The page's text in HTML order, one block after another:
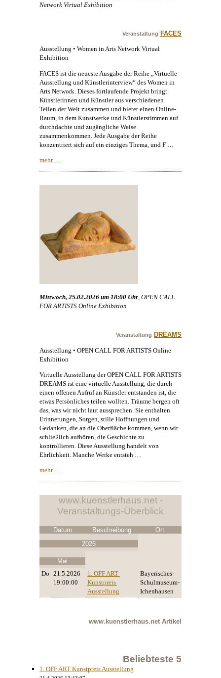
Network Virtual Exhibition
Veranstaltung FACES
Ausstellung • Women in Arts Network Virtual
Exhibition
FACES ist die neueste Ausgabe der Reihe „Virtuelle
Ausstellung und Künstlerinterview“ des Women in
Arts Network. Dieses fortlaufende Projekt bringt
Künstlerinnen und Künstler aus verschiedenen
Teilen der Welt zusammen und bietet einen Online-
Raum, in dem Kunstwerke und Künstlerstimmen auf
durchdachte und zugängliche Weise
zusammenkommen. Jede Ausgabe der Reihe
konzentriert sich auf ein einziges Thema, und F …
mehr …
Mittwoch, 25.02.2026 um 18:00 Uhr, OPEN CALL
FOR ARTISTS Online Exhibition
Veranstaltung DREAMS
Ausstellung • OPEN CALL FOR ARTISTS Online
Exhibition
Virtuelle Ausstellung der OPEN CALL FOR ARTISTS
DREAMS ist eine virtuelle Ausstellung, die durch
einen offenen Aufruf an Künstler entstanden ist, die
etwas Persönliches teilen wollten. Träume bergen oft
das, was wir nicht laut aussprechen. Sie enthalten
Erinnerungen, Sorgen, stille Hoffnungen und
Gedanken, die an die Oberfläche kommen, wenn wir
schließlich aufhören, die Geschichte zu
kontrollieren. Diese Ausstellung handelt von
Ehrlichkeit. Manche Werke entsteh …
mehr …
www.kuenstlerhaus.net -
Veranstaltungs-Überblick
Datum Beschreibung
Ort
2026
Mai
Do 21.5.2026
19:00:00
1. OFF ART
Kunstpreis
Ausstellung
Bayerisches-
Schulmuseum-
Ichenhausen
www.kuenstlerhaus.net Artikel
Beliebteste 5
1. OFF ART Kunstpreis Ausstellung